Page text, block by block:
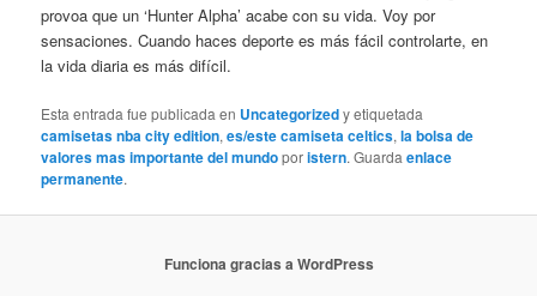
provoa que un ‘Hunter Alpha’ acabe con su vida. Voy por
sensaciones. Cuando haces deporte es más fácil controlarte, en
la vida diaria es más difícil.
Esta entrada fue publicada en Uncategorizedy etiquetada
camisetas nba city edition,es/este camiseta celtics,la bolsa de
valores mas importante del mundoporistern. Guardaenlace
permanente.
Funciona gracias a WordPress